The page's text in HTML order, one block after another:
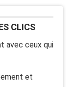
CLICS
avec ceux qui
et